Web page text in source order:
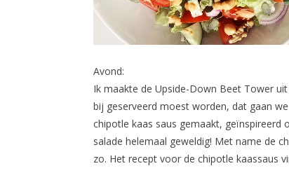
Avond:
Ik maakte de Upside-Down Beet Tower
bij geserveerd moest worden, dat gaan
chipotle kaas saus gemaakt, geïnspireerd
salade helemaal geweldig! Met name de
zo. Het recept voor de chipotle kaassaus